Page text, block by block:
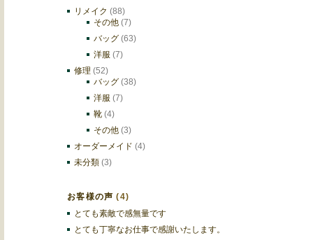
リメイク (88)
その他 (7)
バッグ (63)
洋服 (7)
修理 (52)
バッグ (38)
洋服 (7)
靴 (4)
その他 (3)
オーダーメイド (4)
未分類 (3)
お客様の声 (4)
とても素敵で感無量です
とても丁寧なお仕事で感謝いたします。